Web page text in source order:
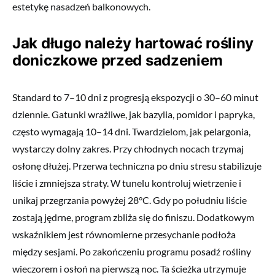
estetykę nasadzeń balkonowych.
Jak długo należy hartować rośliny
doniczkowe przed sadzeniem
Standard to 7–10 dni z progresją ekspozycji o 30–60 minut
dziennie. Gatunki wrażliwe, jak bazylia, pomidor i papryka,
często wymagają 10–14 dni. Twardzielom, jak pelargonia,
wystarczy dolny zakres. Przy chłodnych nocach trzymaj
osłonę dłużej. Przerwa techniczna po dniu stresu stabilizuje
liście i zmniejsza straty. W tunelu kontroluj wietrzenie i
unikaj przegrzania powyżej 28°C. Gdy po południu liście
zostają jędrne, program zbliża się do finiszu. Dodatkowym
wskaźnikiem jest równomierne przesychanie podłoża
między sesjami. Po zakończeniu programu posadź rośliny
wieczorem i osłoń na pierwszą noc. Ta ścieżka utrzymuje